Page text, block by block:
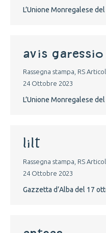
L’Unione Monregalese
avis garessio
Rassegna stampa RS
24 Ottobre 2023
L’Unione Monregalese
lilt
Rassegna stampa RS
24 Ottobre 2023
Gazzetta d’Alba del 17